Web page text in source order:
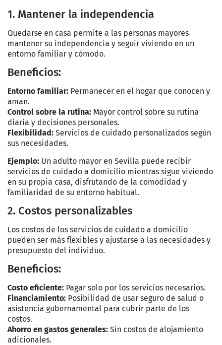
1. Mantener la independencia
Quedarse en casa permite a las personas mayores
mantener su independencia y seguir viviendo en un
entorno familiar y cómodo.
Beneficios:
Entorno familiar: Permanecer en el hogar que conocen y
aman.
Control sobre la rutina: Mayor control sobre su rutina
diaria y decisiones personales.
Flexibilidad: Servicios de cuidado personalizados según
sus necesidades.
Ejemplo: Un adulto mayor en Sevilla puede recibir
servicios de cuidado a domicilio mientras sigue viviendo
en su propia casa, disfrutando de la comodidad y
familiaridad de su entorno habitual.
2. Costos personalizables
Los costos de los servicios de cuidado a domicilio
pueden ser más flexibles y ajustarse a las necesidades y
presupuesto del individuo.
Beneficios:
Costo eficiente: Pagar solo por los servicios necesarios.
Financiamiento: Posibilidad de usar seguro de salud o
asistencia gubernamental para cubrir parte de los
costos.
Ahorro en gastos generales: Sin costos de alojamiento
adicionales.